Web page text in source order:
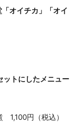
オイチカ」「オイ
ットにしたメニュー
1,100円（税込）